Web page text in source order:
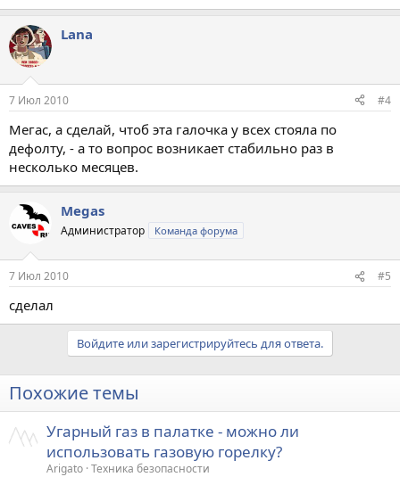
Lana
7 Июл 2010 #4
Мегас, а сделай, чтоб эта галочка у всех стояла по
дефолту, - а то вопрос возникает стабильно раз в
несколько месяцев.
Megas
Администратор Команда форума
7 Июл 2010 #5
сделал
Войдите или зарегистрируйтесь для ответа.
Похожие темы
Угарный газ в палатке - можно ли
использовать газовую горелку?
Arigato Техника безопасности